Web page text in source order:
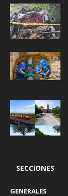
SECCIONES
GENERALES